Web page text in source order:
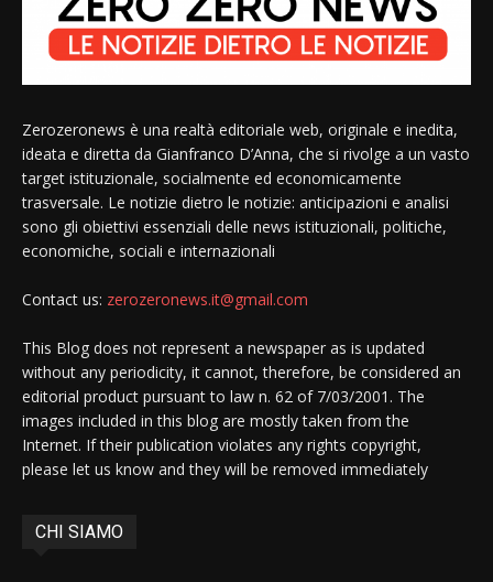
Zerozeronews è una realtà editoriale web, originale e inedita,
ideata e diretta da Gianfranco D’Anna, che si rivolge a un vasto
target istituzionale, socialmente ed economicamente
trasversale. Le notizie dietro le notizie: anticipazioni e analisi
sono gli obiettivi essenziali delle news istituzionali, politiche,
economiche, sociali e internazionali
Contact us: zerozeronews.it@gmail.com
This Blog does not represent a newspaper as is updated
without any periodicity, it cannot, therefore, be considered an
editorial product pursuant to law n. 62 of 7/03/2001. The
images included in this blog are mostly taken from the
Internet. If their publication violates any rights copyright,
please let us know and they will be removed immediately
CHI SIAMO